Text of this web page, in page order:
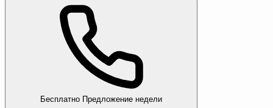
Бесплатно Предложение недели